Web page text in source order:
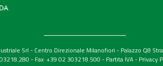
Srl - Centro Direzionale Milanofiori - Palazzo Q8
- Fax: +39 02 303218.500 - Partita IVA- Privacy